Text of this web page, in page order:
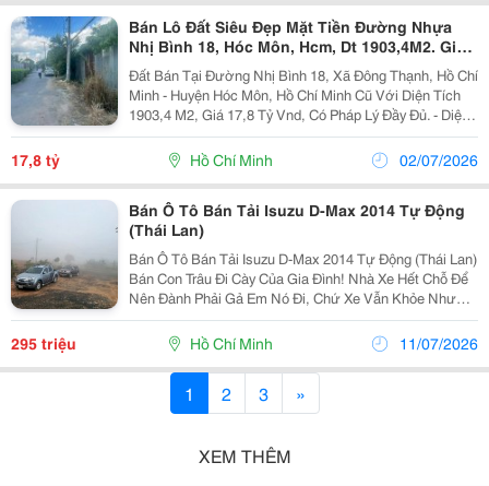
Bán Lô Đất Siêu Đẹp Mặt Tiền Đường Nhựa
Nhị Bình 18, Hóc Môn, Hcm, Dt 1903,4M2. Giá
Đầu Tư
Đất Bán Tại Đường Nhị Bình 18, Xã Đông Thạnh, Hồ Chí
Minh - Huyện Hóc Môn, Hồ Chí Minh Cũ Với Diện Tích
1903,4 M2, Giá 17,8 Tỷ Vnd, Có Pháp Lý Đầy Đủ. - Diện
Tích Rộng Rãi, Lý Tưởng Cho Xây Dựng Nhà Ở Hoặc
Đầu Tư. - Đường Nhựa 6M, Thuận Tiện Cho...
17,8 tỷ Hồ Chí Minh 02/07/2026
Bán Ô Tô Bán Tải Isuzu D-Max 2014 Tự Động
(Thái Lan)
Bán Ô Tô Bán Tải Isuzu D-Max 2014 Tự Động (Thái Lan)
Bán Con Trâu Đi Cày Của Gia Đình! Nhà Xe Hết Chỗ Để
Nên Đành Phải Gả Em Nó Đi, Chứ Xe Vẫn Khỏe Như
Trâu. Em Này Chuyên Tuyến Sài Gòn &Ndash; Đà Lạt
Mỗi Cuối Tuần, Leo Đèo Lên Dốc Vẫn Rất Ổn...
295 triệu Hồ Chí Minh 11/07/2026
1 2 3 »
XEM THÊM